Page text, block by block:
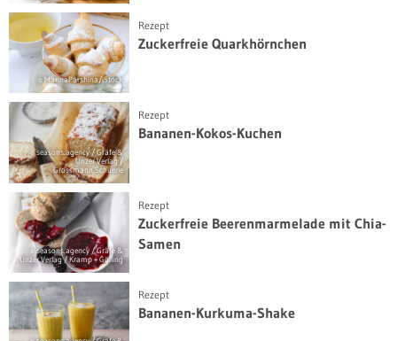
© MarinaParshina/iStock
Rezept
Zuckerfreie Quarkhörnchen
© seasons.agency / Gräfe &
Unzer Verlag /
Grossmann.Schuerle
Rezept
Bananen-Kokos-Kuchen
© seasons.agency / Gräfe &
Unzer Verlag / Kramp + Gölling
Rezept
Zuckerfreie Beerenmarmelade mit Chia-
Samen
Rezept
Bananen-Kurkuma-Shake